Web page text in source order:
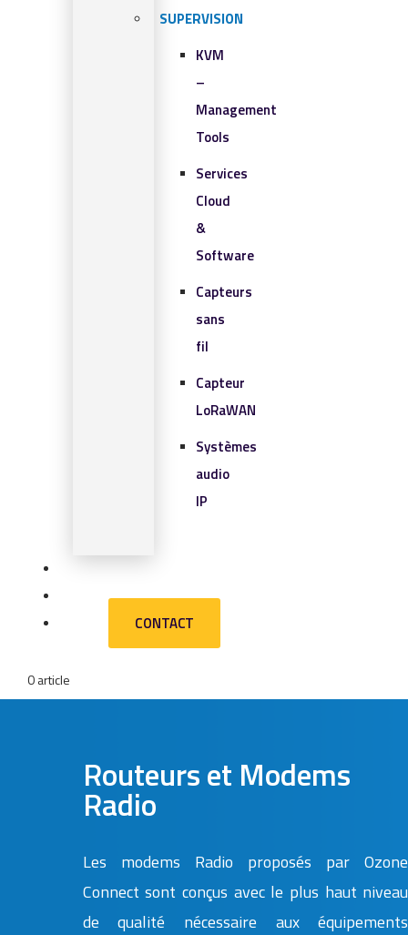
SUPERVISION
KVM
–
Management
Tools
Services
Cloud
&
Software
Capteurs
sans
fil
Capteur
LoRaWAN
Systèmes
audio
IP
BLOG
CONTACTCONTACT
0 article
Routeurs et Modems
Radio
Les modems Radio proposés par Ozone
Connect sont conçus avec le plus haut niveau
de qualité nécessaire aux équipements